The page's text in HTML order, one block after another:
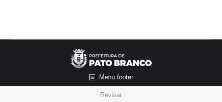
Menu footer
Revisar